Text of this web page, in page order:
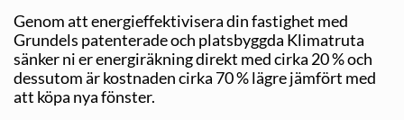
Genom att energieffektivisera din fastighet med
Grundels patenterade och platsbyggda Klimatruta
sänker ni er energiräkning direkt med cirka 20 % och
dessutom är kostnaden cirka 70 % lägre jämfört med
att köpa nya fönster.